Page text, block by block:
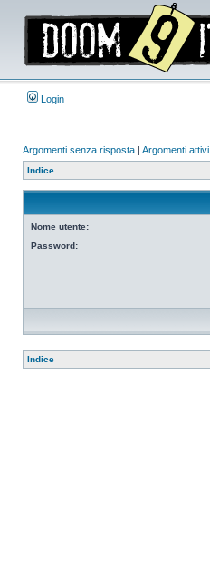
Login
Argomenti senza risposta | Argomenti attivi
Indice
Nome utente:
Password:
Indice